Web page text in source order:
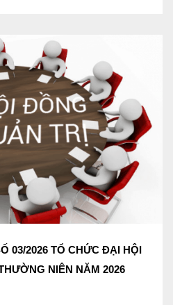
03/2026 TỔ CHỨC ĐẠI HỘI
NIÊN NĂM 2026